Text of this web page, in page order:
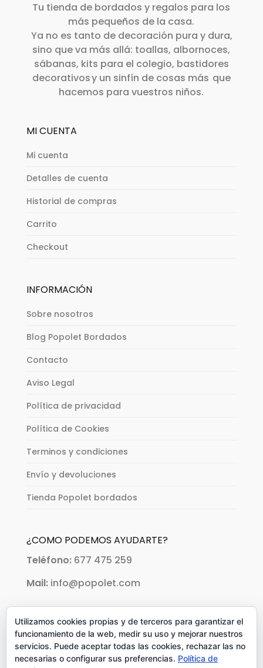
Tu tienda de bordados y regalos para los
más pequeños de la casa.
Ya no es tanto de decoración pura y dura,
sino que va más allá: toallas, albornoces,
sábanas, kits para el colegio, bastidores
decorativos y un sinfín de cosas más que
hacemos para vuestros niños.
MI CUENTA
Mi cuenta
Detalles de cuenta
Historial de compras
Carrito
Checkout
INFORMACIÓN
Sobre nosotros
Blog Popolet Bordados
Contacto
Aviso Legal
Política de privacidad
Política de Cookies
Terminos y condiciones
Envío y devoluciones
Tienda Popolet bordados
¿COMO PODEMOS AYUDARTE?
Teléfono:677 475 259
Mail:info@popolet.com
PAGOS ACEPTADOS:
Utilizamos cookies propias y de terceros para garantizar el
funcionamiento de la web, medir su uso y mejorar nuestros
servicios. Puede aceptar todas las cookies, rechazar las no
necesarias o configurar sus preferencias. Política de